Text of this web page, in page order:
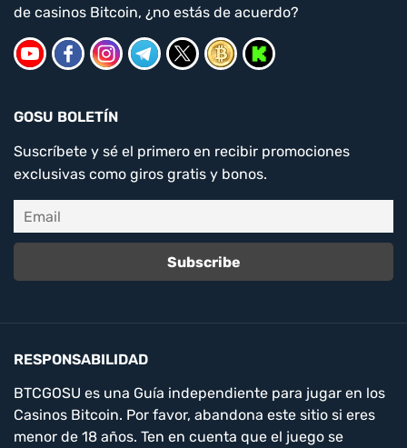
de casinos Bitcoin, ¿no estás de acuerdo?
GOSU BOLETÍN
Suscríbete y sé el primero en recibir promociones
exclusivas como giros gratis y bonos.
RESPONSABILIDAD
BTCGOSU es una Guía independiente para jugar en los
Casinos Bitcoin. Por favor, abandona este sitio si eres
menor de 18 años. Ten en cuenta que el juego se